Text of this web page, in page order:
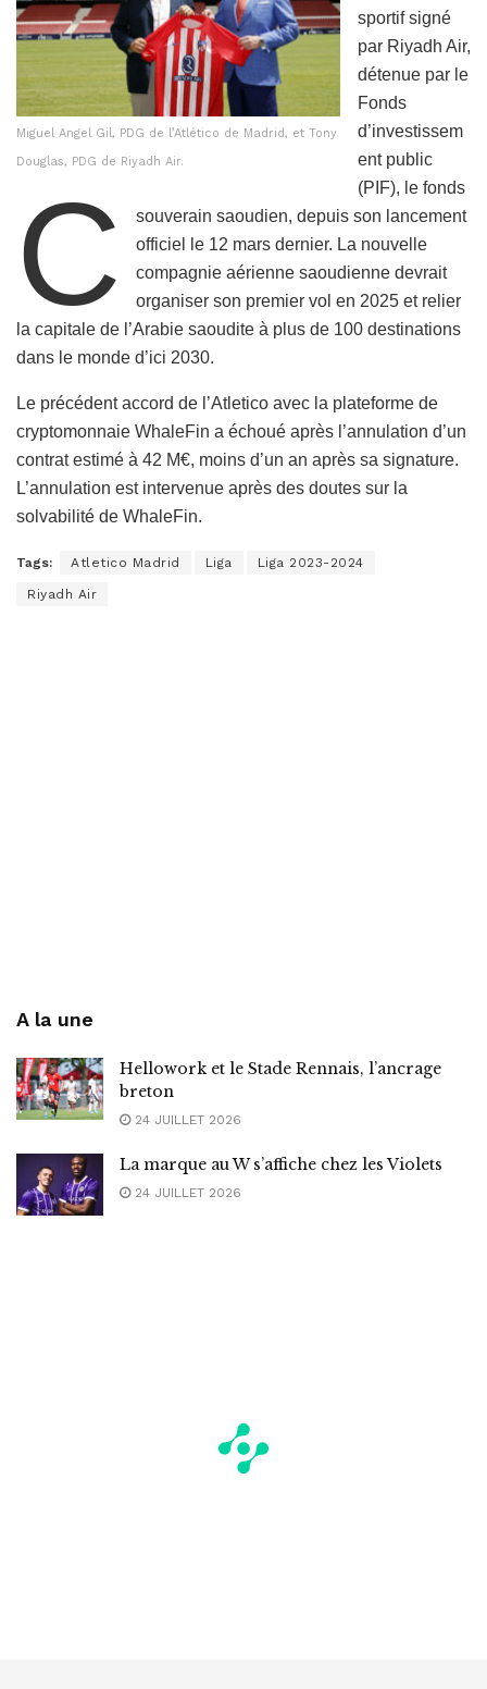
Miguel Angel Gil, PDG de l’Atlético de Madrid, et Tony
Douglas, PDG de Riyadh Air.
C
sportif signé
par Riyadh Air,
détenue par le
Fonds
d’investissem
ent public
(PIF), le fonds
souverain saoudien, depuis son lancement
officiel le 12 mars dernier. La nouvelle
compagnie aérienne saoudienne devrait
organiser son premier vol en 2025 et relier
la capitale de l’Arabie saoudite à plus de 100 destinations
dans le monde d’ici 2030.
Le précédent accord de l’Atletico avec la plateforme de
cryptomonnaie WhaleFin a échoué après l’annulation d’un
contrat estimé à 42 M€, moins d’un an après sa signature.
L’annulation est intervenue après des doutes sur la
solvabilité de WhaleFin.
Tags: Atletico Madrid Liga Liga 2023-2024
Riyadh Air
A la une
Hellowork et le Stade Rennais, l’ancrage
breton
24 JUILLET 2026
La marque au W s’affiche chez les Violets
24 JUILLET 2026